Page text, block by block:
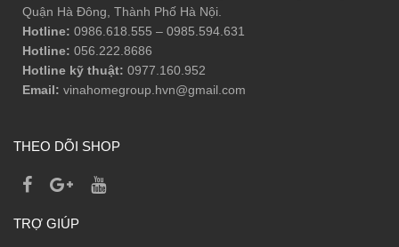
Quận Hà Đông, Thành Phố Hà Nội.
Hotline: 0986.618.555 – 0985.594.631
Hotline: 056.222.8686
Hotline kỹ thuật: 0977.160.952
Email: vinahomegroup.hvn@gmail.com
THEO DÕI SHOP
TRỢ GIÚP